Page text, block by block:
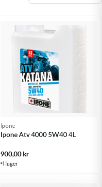
Ipone
Ipone Atv 4000 5W40 4L
900,00kr
I lager